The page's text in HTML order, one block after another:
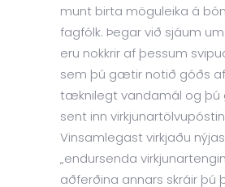
munt birta möguleika á
fagfólk. Þegar við sjáum
eru nokkrir af þessum
sem þú gætir notið góðs
tæknilegt vandamál og þú
sent inn
Vinsamlegast virkjaðu
„endursenda
aðferðina annars skráir þú